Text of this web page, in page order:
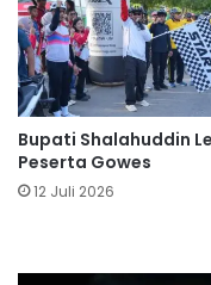
Bupati Shalahuddin
Peserta Gowes
12 Juli 2026